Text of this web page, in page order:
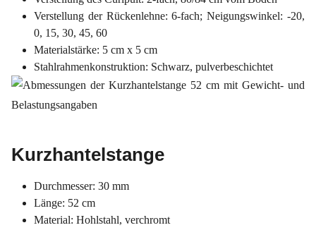
Verstellung der Rückenlehne: 6-fach; Neigungswinkel: -20,
0, 15, 30, 45, 60
Materialstärke: 5 cm x 5 cm
Stahlrahmenkonstruktion: Schwarz, pulverbeschichtet
Kurzhantelstange
Durchmesser: 30 mm
Länge: 52 cm
Material: Hohlstahl, verchromt